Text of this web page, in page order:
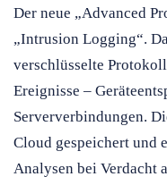
Der neue „Advanced
„Intrusion Logging“.
verschlüsselte
Ereignisse –
Serververbindungen.
Cloud gespeichert und
Analysen bei Verdacht